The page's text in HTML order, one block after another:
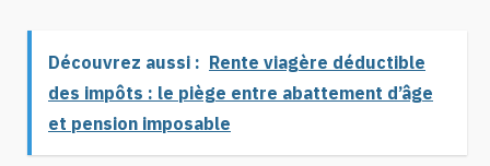
Découvrez aussi : Rente viagère déductible
des impôts : le piège entre abattement d’âge
et pension imposable